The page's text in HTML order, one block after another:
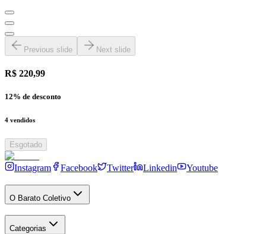
Previous slide Next slide
R$ 220,99
12% de desconto
4 vendidos
Esgotado
Instagram Facebook Twitter Linkedin Youtube
O Barato Coletivo
Categorias